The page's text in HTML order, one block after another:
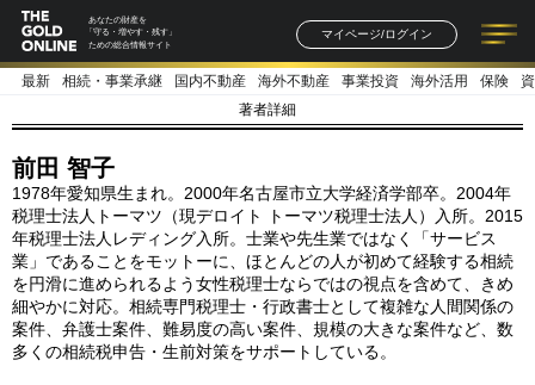
あなたの財産を
「守る・増やす・残す」
ための総合情報サイト
マイページ/ログイン
記事一覧 連載一覧
著者一覧 書籍一覧
最新 相続・事業承継 国内不動産 海外不動産 事業投資 海外活用 保険
著者詳細
前田 智子
1978年愛知県生まれ。2000年名古屋市立大学経済学部卒。2004年
税理士法人トーマツ（現デロイト トーマツ税理士法人）入所。2015
年税理士法人レディング入所。士業や先生業ではなく「サービス
業」であることをモットーに、ほとんどの人が初めて経験する相続
を円滑に進められるよう女性税理士ならではの視点を含めて、きめ
細やかに対応。相続専門税理士・行政書士として複雑な人間関係の
案件、弁護士案件、難易度の高い案件、規模の大きな案件など、数
多くの相続税申告・生前対策をサポートしている。